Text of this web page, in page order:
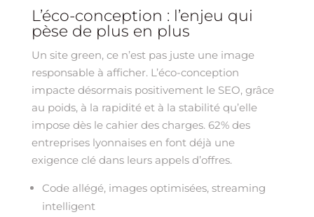
L’éco-conception : l’enjeu qui
pèse de plus en plus
Un site green, ce n’est pas juste une image
responsable à afficher. L’éco-conception
impacte désormais positivement le SEO, grâce
au poids, à la rapidité et à la stabilité qu’elle
impose dès le cahier des charges. 62% des
entreprises lyonnaises en font déjà une
exigence clé dans leurs appels d’offres.
Code allégé, images optimisées, streaming
intelligent